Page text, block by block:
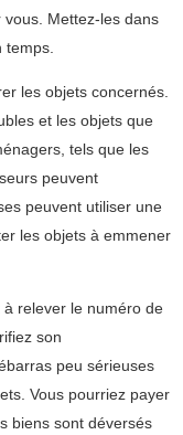
Mettez-les dans
les objets concernés.
et les objets que
tels que les
peuvent
peuvent utiliser une
les objets à emmener
relever le numéro de
son
peu sérieuses
Vous pourriez payer
biens sont déversés